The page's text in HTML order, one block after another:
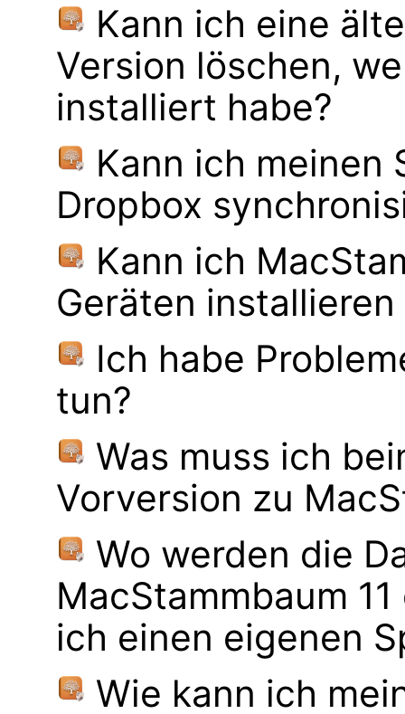
Kann ich eine
Version löschen,
installiert habe?
Kann ich meinen
Dropbox
Kann ich
Geräten
Ich habe
tun?
Was muss ich
Vorversion zu
Wo werden die
MacStammbaum
ich einen eigenen
Wie kann ich